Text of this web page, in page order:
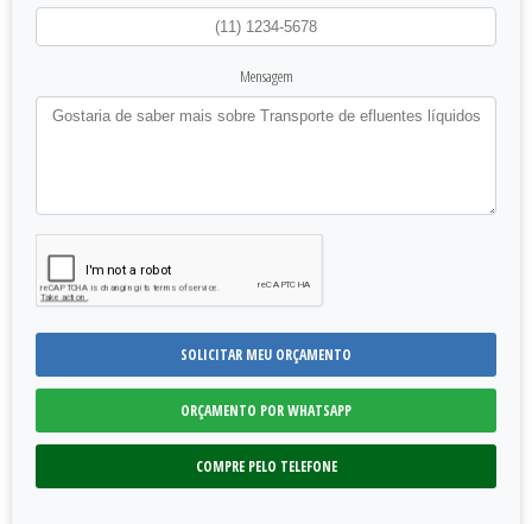
Mensagem
SOLICITAR MEU ORÇAMENTO
ORÇAMENTO POR WHATSAPP
COMPRE PELO TELEFONE